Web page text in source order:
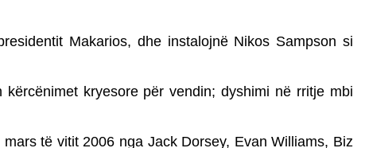
Makarios, dhe instalojnë Nikos Sampson si
kryesore për vendin; dyshimi në rritje mbi
të vitit 2006 nga Jack Dorsey, Evan Williams, Biz